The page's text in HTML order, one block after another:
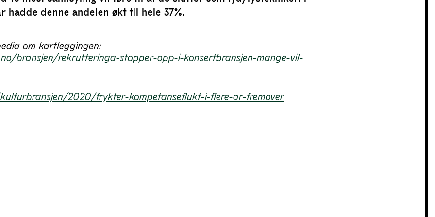
hadde denne andelen økt til hele 37%.
om kartleggingen:
bransjen/rekrutteringa-stopper-opp-i-konsertbransjen-mange-vil-
2020/frykter-kompetanseflukt-i-flere-ar-fremover